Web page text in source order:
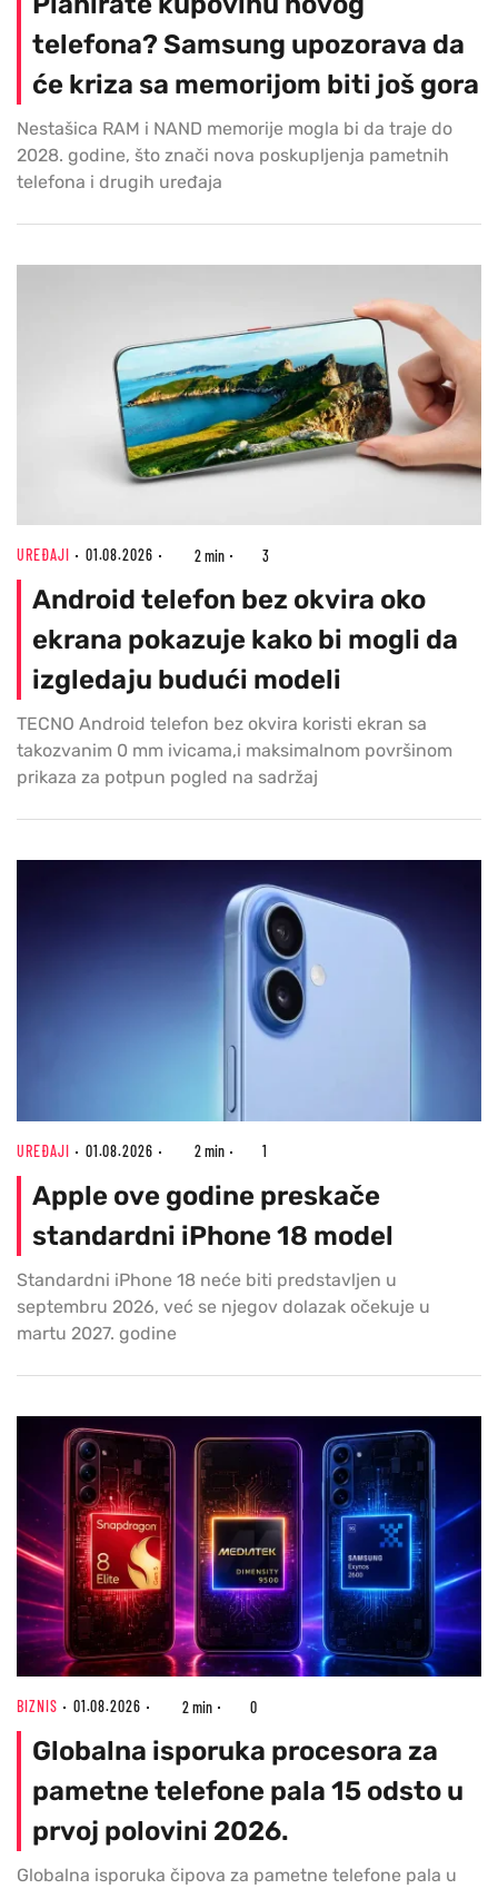
telefona? Samsung upozorava da
će kriza sa memorijom biti još gora
Nestašica RAM i NAND memorije mogla bi da traje do
2028. godine, što znači nova poskupljenja pametnih
telefona i drugih uređaja
UREĐAJI 01.08.2026 2 min 3
Android telefon bez okvira oko
ekrana pokazuje kako bi mogli da
izgledaju budući modeli
TECNO Android telefon bez okvira koristi ekran sa
takozvanim 0 mm ivicama,i maksimalnom površinom
prikaza za potpun pogled na sadržaj
UREĐAJI 01.08.2026 2 min 1
Apple ove godine preskače
standardni iPhone 18 model
Standardni iPhone 18 neće biti predstavljen u
septembru 2026, već se njegov dolazak očekuje u
martu 2027. godine
BIZNIS 01.08.2026 2 min 0
Globalna isporuka procesora za
pametne telefone pala 15 odsto u
prvoj polovini 2026.
Globalna isporuka čipova za pametne telefone pala u